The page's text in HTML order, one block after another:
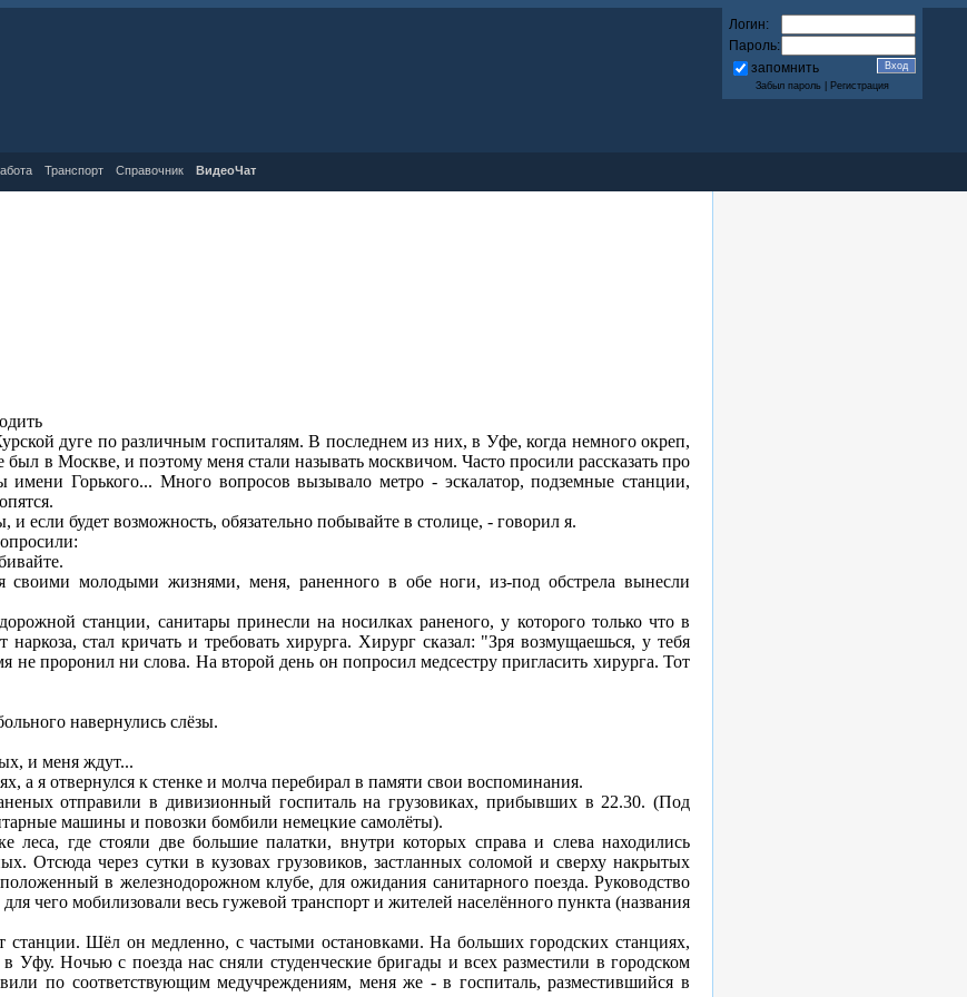
Логин:
Пароль:
запомнить
Забыл пароль Регистрация
Транспорт Справочник ВидеоЧат
дуге по различным госпиталям. В последнем из них, в Уфе, когда немного окреп,
был в Москве, и поэтому меня стали называть москвичом. Часто просили рассказать про
Горького... Много вопросов вызывало метро - эскалатор, подземные станции,
будет возможность, обязательно побывайте в столице, - говорил я.
молодыми жизнями, меня, раненного в обе ноги, из-под обстрела вынесли
станции, санитары принесли на носилках раненого, у которого только что в
стал кричать и требовать хирурга. Хирург сказал: "Зря возмущаешься, у тебя
не проронил ни слова. На второй день он попросил медсестру пригласить хирурга. Тот
навернулись слёзы.
и меня ждут...
а я отвернулся к стенке и молча перебирал в памяти свои воспоминания.
отправили в дивизионный госпиталь на грузовиках, прибывших в 22.30. (Под
машины и повозки бомбили немецкие самолёты).
где стояли две большие палатки, внутри которых справа и слева находились
Отсюда через сутки в кузовах грузовиков, застланных соломой и сверху накрытых
в железнодорожном клубе, для ожидания санитарного поезда. Руководство
чего мобилизовали весь гужевой транспорт и жителей населённого пункта (названия
станции. Шёл он медленно, с частыми остановками. На больших городских станциях,
Ночью с поезда нас сняли студенческие бригады и всех разместили в городском
по соответствующим медучреждениям, меня же - в госпиталь, разместившийся в